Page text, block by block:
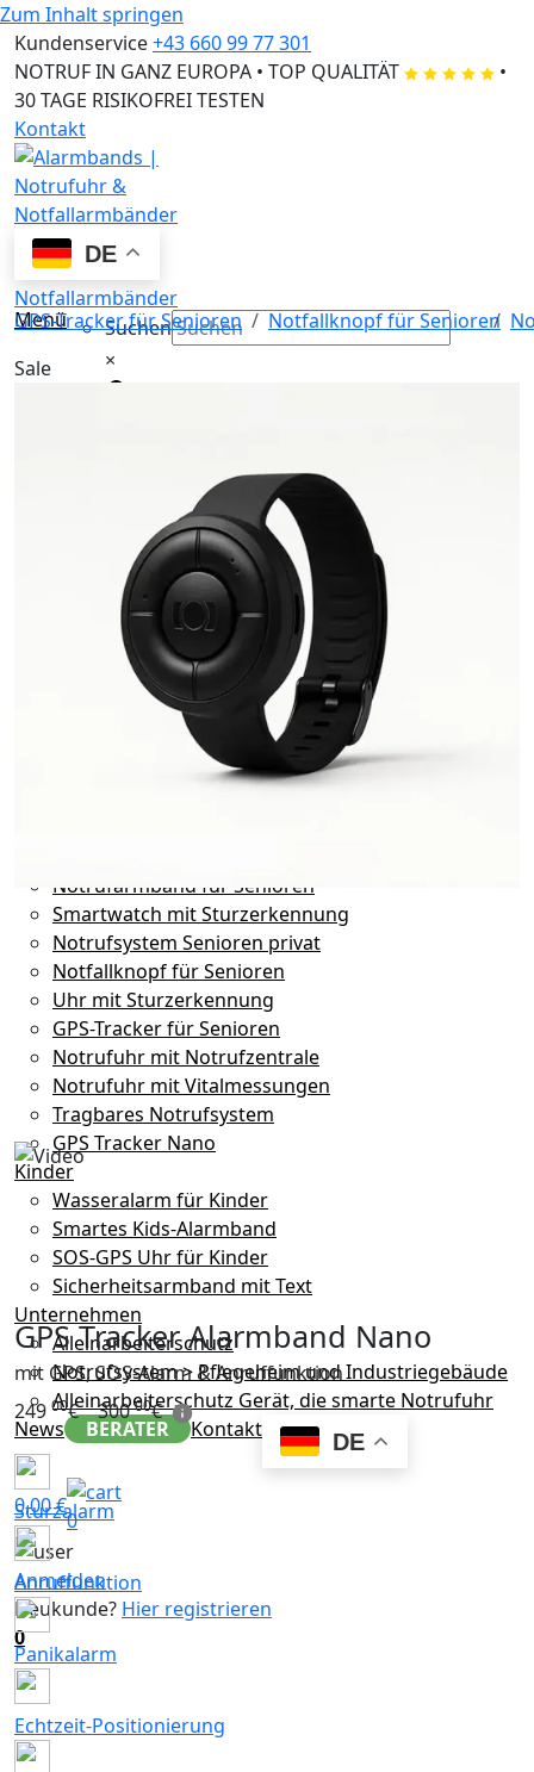
Zum Inhalt springen
Kundenservice+43 660 99 77 301
NOTRUF IN GANZ EUROPA • TOP QUALITÄT
•
30 TAGE RISIKOFREI TESTEN
Kontakt
Menü
Suchen
×
SOS Armbänder
Sicherheit für Frauen
Alarmknopf für Frauen
Desinfektionsarmband
Anti-Elektrosmog-Armband
Design-Armband mit Alarm
Alarm Armband für Frauen
Survival Armband
Notrufarmband für Senioren
Smartwatch mit Sturzerkennung
Notrufsystem Senioren privat
Notfallknopf für Senioren
Uhr mit Sturzerkennung
GPS-Tracker für Senioren
Notrufuhr mit Notrufzentrale
Notrufuhr mit Vitalmessungen
Tragbares Notrufsystem
GPS Tracker Nano
Kinder
Wasseralarm für Kinder
Smartes Kids-Alarmband
SOS-GPS Uhr für Kinder
Sicherheitsarmband mit Text
Unternehmen
Alleinarbeiterschutz
Notrufsystem > Pflegeheim und Industriegebäude
Alleinarbeiterschutz Gerät, die smarte Notrufuhr
News
BERATER Kontakt DE
0,00€
0
Anmelden
Neukunde? Hier registrieren
0
DE
GPS-Tracker für Senioren Notfallknopf für Senioren
Sale
GPS Tracker Alarmband Nano
mit GPS, SOS-Alarm & Anruffunktion
249 00€ 30000€
Sturzalarm
Anruffunktion
Panikalarm
Echtzeit-Positionierung